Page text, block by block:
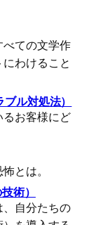
べての文学作
わけること
ル対処法）
るお客様にど
とは。
術）
、自分たちの